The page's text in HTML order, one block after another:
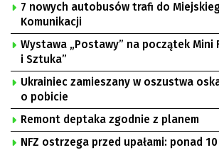
7 nowych autobusów trafi do
Komunikacji
Wystawa „Postawy” na początek Mini
i Sztuka”
Ukrainiec zamieszany w oszustwa
o pobicie
Remont deptaka zgodnie z planem
NFZ ostrzega przed upałami: ponad